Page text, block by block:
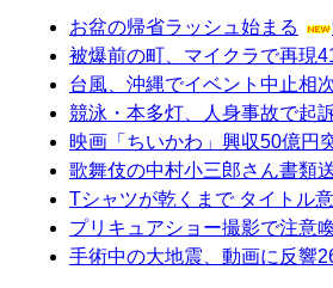
お盆の帰省ラッシュ始まる
被爆前の町、マイクラで再現
台風、沖縄でイベント中止相
競泳・本多灯、人身事故で起
映画「ちいかわ」興収50億円
歌舞伎の中村小三郎さん書類
Tシャツが乾くまで タイトル
プリキュアショー撮影で注意
手術中の大地震、動画に反響